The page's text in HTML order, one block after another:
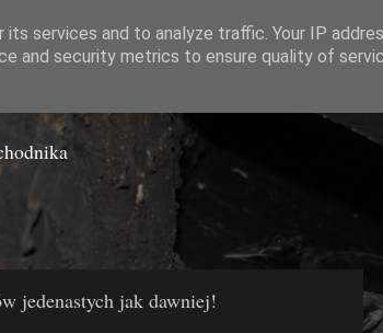
jedenastych jak dawniej!
services and to analyze traffic. Your IP
and security metrics to ensure quality of